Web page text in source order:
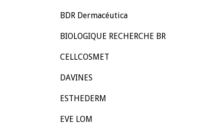
BDR Dermacéutica
BIOLOGIQUE RECHERCHE BR
CELLCOSMET
DAVINES
ESTHEDERM
EVE LOM